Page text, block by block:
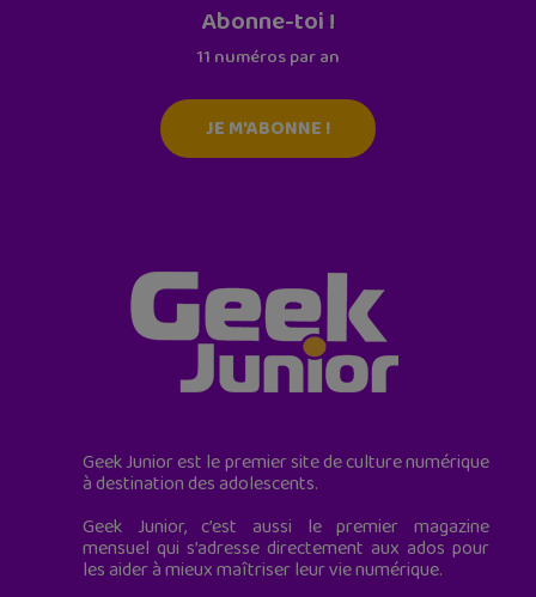
Abonne-toi !
11 numéros par an
JE M'ABONNE !
Geek Junior est le premier site de culture numérique
à destination des adolescents.
Geek Junior, c’est aussi le premier magazine
mensuel qui s’adresse directement aux ados pour
les aider à mieux maîtriser leur vie numérique.